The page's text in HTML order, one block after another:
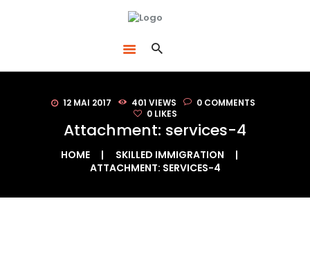
12 MAI 2017 401 VIEWS 0 COMMENTS
0 LIKES
Attachment: services-4
HOME
SKILLED IMMIGRATION
ATTACHMENT: SERVICES-4
SPÉCIALISTES DU DÉBARRAS À ROUEN
D’ANTIQUITÉS /
VENTE D’OBJETS
QUI SOMMES-NOUS
?
BLOG